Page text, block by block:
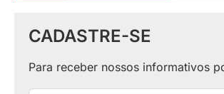
CADASTRE-SE
Para receber nossos informativos